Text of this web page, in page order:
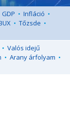
GDP • Infláció •
• Tőzsde •
• Valós idejű
• Arany árfolyam •